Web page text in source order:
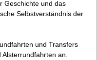
Geschichte und das
Selbstverständnis der
und Transfers
an.